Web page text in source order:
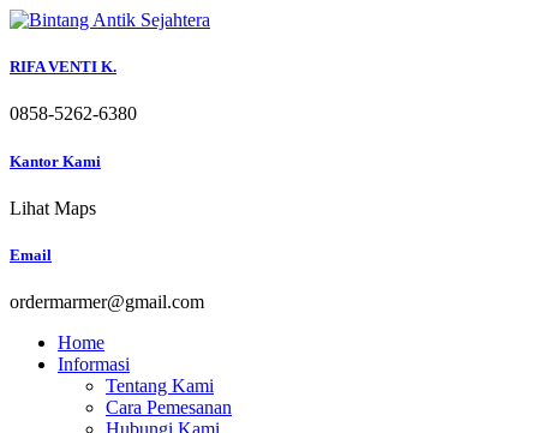
Skip
content
RIFA VENTI K.
0858-5262-6380
Kantor Kami
Lihat Maps
Email
ordermarmer@gmail.com
Home
Informasi
Tentang Kami
Cara Pemesanan
Hubungi Kami